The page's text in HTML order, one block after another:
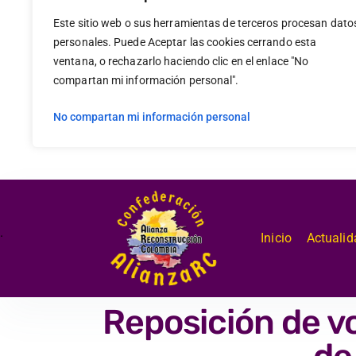
Este sitio web o sus herramientas de terceros procesan
personales. Puede Aceptar las cookies cerrando esta
ventana, o rechazarlo haciendo clic en el enlace "No
compartan mi información personal".
No compartan mi información personal
. Inicio
Reposición de